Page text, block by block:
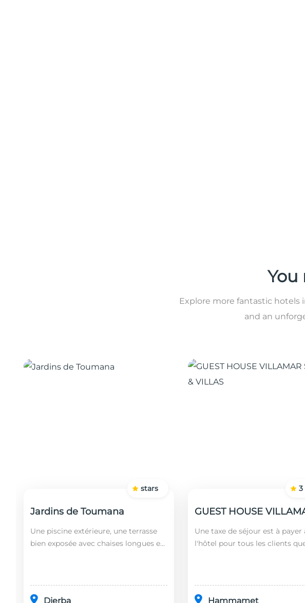
You
Explore more fantastic hotels
and an
Jardins de Toumana
Une piscine extérieure, une terrasse
bien exposée avec chaises longues et
Djerba
stars
Une taxe de séjour est à payer
l'hôtel pour tous les clients
Hammamet
3